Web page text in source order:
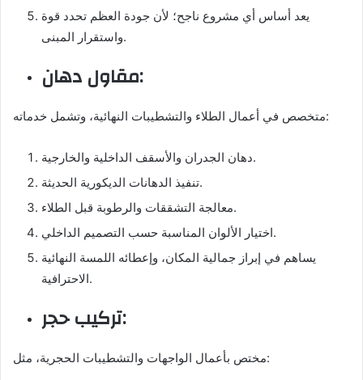
يعد أساس أي مشروع ناجح؛ لأن جودة العظم تحدد قوة
واستقرار المبنى.
مقاول دهان:
متخصص في أعمال الطلاء والتشطيبات النهائية، وتشمل خدماته:
دهان الجدران والأسقف الداخلية والخارجية.
تنفيذ الدهانات الديكورية الحديثة.
معالجة التشققات والرطوبة قبل الطلاء.
اختيار الألوان المناسبة حسب التصميم الداخلي.
يساهم في إبراز جمالية المكان، وإعطائه اللمسة النهائية
الاحترافية.
تركيب حجر:
مختص بأعمال الواجهات والتشطيبات الحجرية، مثل: